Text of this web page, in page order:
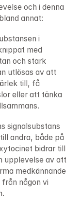
och i denna
annat:
i
med
och stark
utlösas av att
till, få
eller att tänka
signalsubstans
andra, både på
bidrar till
upplevelse av att
medkännande
någon vi